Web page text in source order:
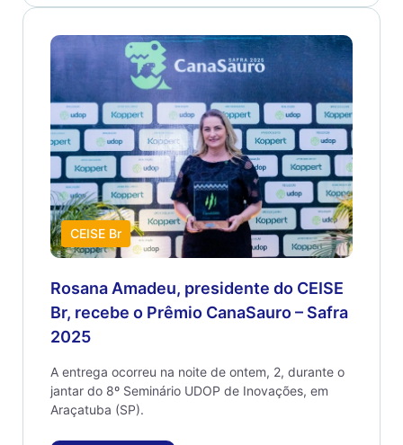
CEISE Br
Rosana Amadeu, presidente do CEISE
Br, recebe o Prêmio CanaSauro – Safra
2025
A entrega ocorreu na noite de ontem, 2, durante o
jantar do 8º Seminário UDOP de Inovações, em
Araçatuba (SP).